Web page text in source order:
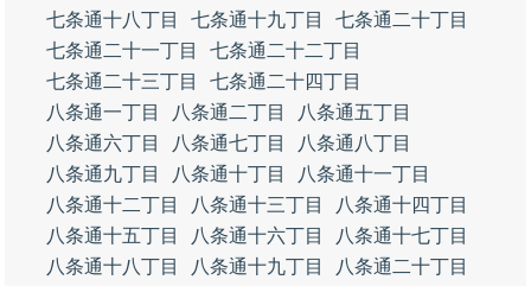
七条通十八丁目
七条通十九丁目
七条通二十丁目
七条通二十一丁目
七条通二十二丁目
七条通二十三丁目
七条通二十四丁目
八条通一丁目
八条通二丁目
八条通五丁目
八条通六丁目
八条通七丁目
八条通八丁目
八条通九丁目
八条通十丁目
八条通十一丁目
八条通十二丁目
八条通十三丁目
八条通十四丁目
八条通十五丁目
八条通十六丁目
八条通十七丁目
八条通十八丁目
八条通十九丁目
八条通二十丁目